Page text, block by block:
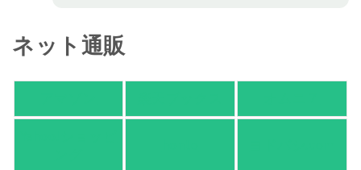
ネット通販